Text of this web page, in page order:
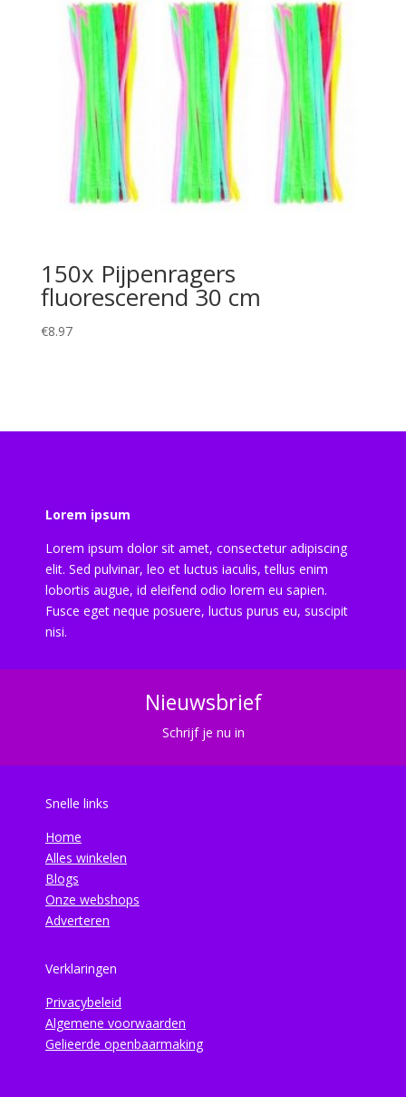
150x Pijpenragers
fluorescerend 30 cm
€8.97
Lorem ipsum
Lorem ipsum dolor sit amet, consectetur adipiscing
elit. Sed pulvinar, leo et luctus iaculis, tellus enim
lobortis augue, id eleifend odio lorem eu sapien.
Fusce eget neque posuere, luctus purus eu, suscipit
nisi.
Nieuwsbrief
Schrijf je nu in
Snelle links
Home
Alles winkelen
Blogs
Onze webshops
Adverteren
Verklaringen
Privacybeleid
Algemene voorwaarden
Gelieerde openbaarmaking